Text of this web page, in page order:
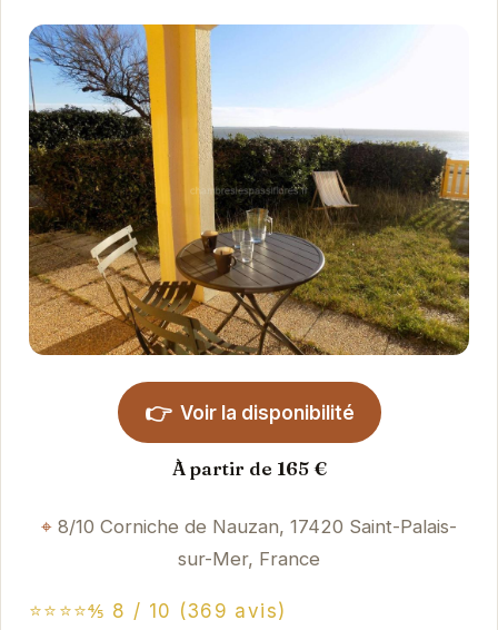
👉 Voir la disponibilité
À partir de 165 €
8/10 Corniche de Nauzan, 17420 Saint-Palais-
sur-Mer, France
⭐⭐⭐⭐⅘ 8 / 10 (369 avis)